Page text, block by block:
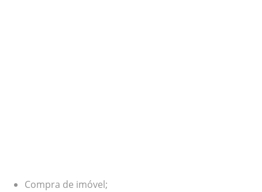
Compra de imóvel;